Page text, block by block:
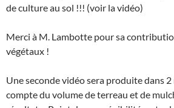
de culture au sol !!! (voir la vidéo)
Merci à M. Lambotte pour sa
végétaux !
Une seconde vidéo sera produite dans
compte du volume de terreau et de